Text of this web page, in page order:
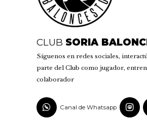
CLUB SORIA
Síguenos en redes sociales,
parte del Club como jugador,
colaborador
Canal de Whatsapp